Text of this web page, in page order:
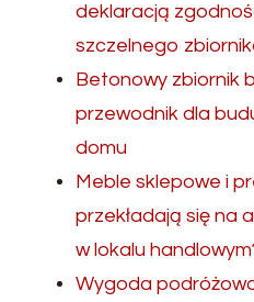
deklaracją
szczelnego
Betonowy zbiornik
przewodnik dla
domu
Meble sklepowe i
przekładają się na
w lokalu
Wygoda